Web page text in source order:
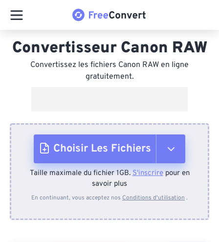
Convertisseur Canon RAW
Convertissez les fichiers Canon RAW en ligne
gratuitement.
Choisir Les Fichiers
Depuis l'appareil
Taille maximale du fichier 1GB.S'inscrirepour en
savoir plus
En continuant, vous acceptez nos Conditions d'utilisation .